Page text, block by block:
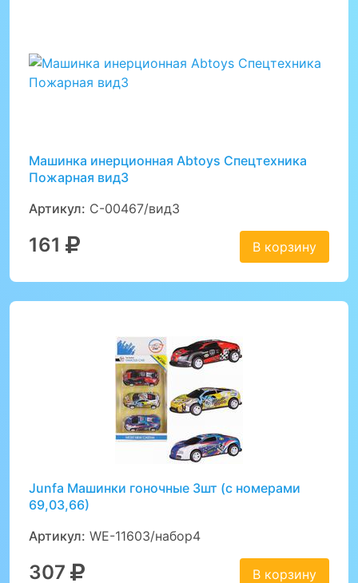
Машинка инерционная Abtoys Спецтехника
Пожарная вид3
Артикул: C-00467/вид3
161 В корзину
Junfa Машинки гоночные 3шт (с номерами
69,03,66)
Артикул: WE-11603/набор4
307 В корзину